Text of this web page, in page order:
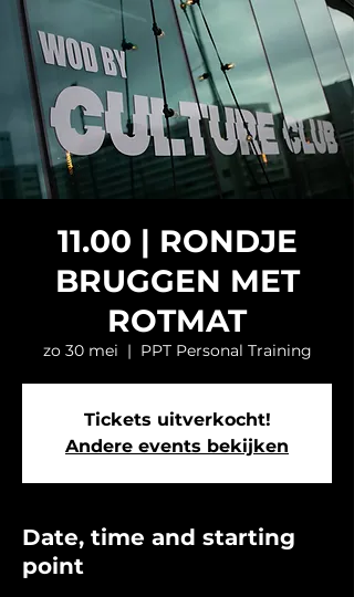
11.00 | RONDJE
BRUGGEN MET
ROTMAT
zo 30 mei
  |
PPT Personal Training
Tickets uitverkocht!
Andere events bekijken
Date, time and starting
point